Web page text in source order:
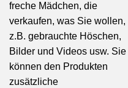
freche Mädchen, die
verkaufen, was Sie wollen,
z.B. gebrauchte Höschen,
Bilder und Videos usw. Sie
können den Produkten
zusätzliche